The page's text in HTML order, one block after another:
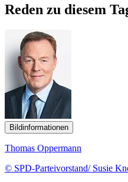
Reden zu diesem
Bildinformationen
Thomas Oppermann
© SPD-Parteivorstand/ Susie